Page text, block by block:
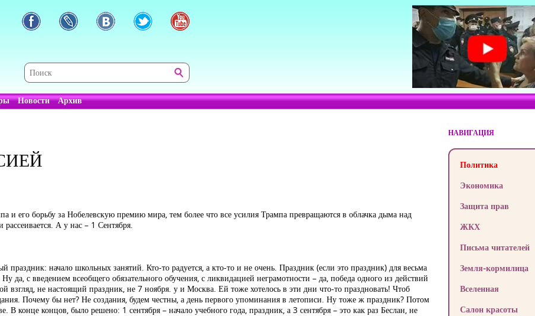
Новости Архив
и его борьбу за Нобелевскую премию мира, тем более что все усилия Трампа превращаются в облачка дыма над
А у нас – 1 Сентября.
начало школьных занятий. Кто-то радуется, а кто-то и не очень. Праздник (если это праздник) для весьма
с введением всеобщего обязательного обучения, с ликвидацией неграмотности – да, победа одного из действий
не настоящий праздник, не 7 ноября. у и Москва. Ей тоже хотелось в эти дни что-то праздновать! Чтоб
Почему бы нет? Не создания, будем честны, а день первого упоминания в летописи. Ну тоже ж праздник? Потом
конце концов, было решено: 1 сентября – начало учебного года, праздник, а 3 сентября – это как раз Беслан, не
НАВИГАЦИЯ
Политика
Экономика
Защита прав
ЖКХ
Письма читателей
Земля-кормилица
Вселенная
Салон красоты